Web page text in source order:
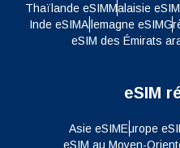
Thaïlande eSIMMalaisie eSIM
Inde eSIMAllemagne eSIM
eSIM des Émirats
eSIM
Asie eSIMEurope
eSIM au Moyen-Orient